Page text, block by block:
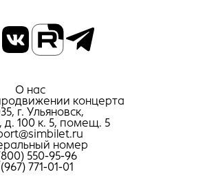
О нас
концерта
г. Ульяновск,
д. 100 к. 5, помещ. 5
номер
550-95-96
771-01-01